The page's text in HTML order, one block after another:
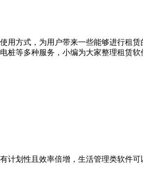
方式，为用户带来一些能够进行租
桩等多种服务，小编为大家整理租赁
划性且效率倍增，生活管理类软件